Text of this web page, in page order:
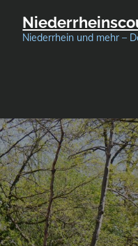
Niederrhein und mehr –